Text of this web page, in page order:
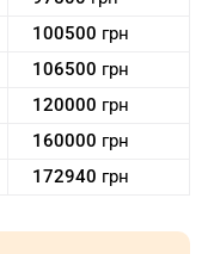
100500 грн
106500 грн
120000 грн
160000 грн
172940 грн